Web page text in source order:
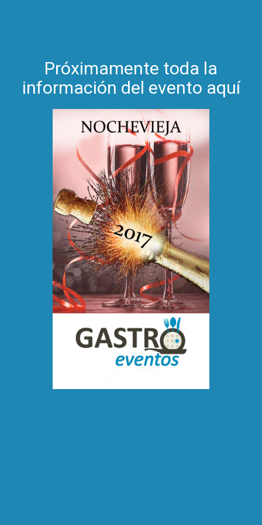
Próximamente toda la
información del evento aquí